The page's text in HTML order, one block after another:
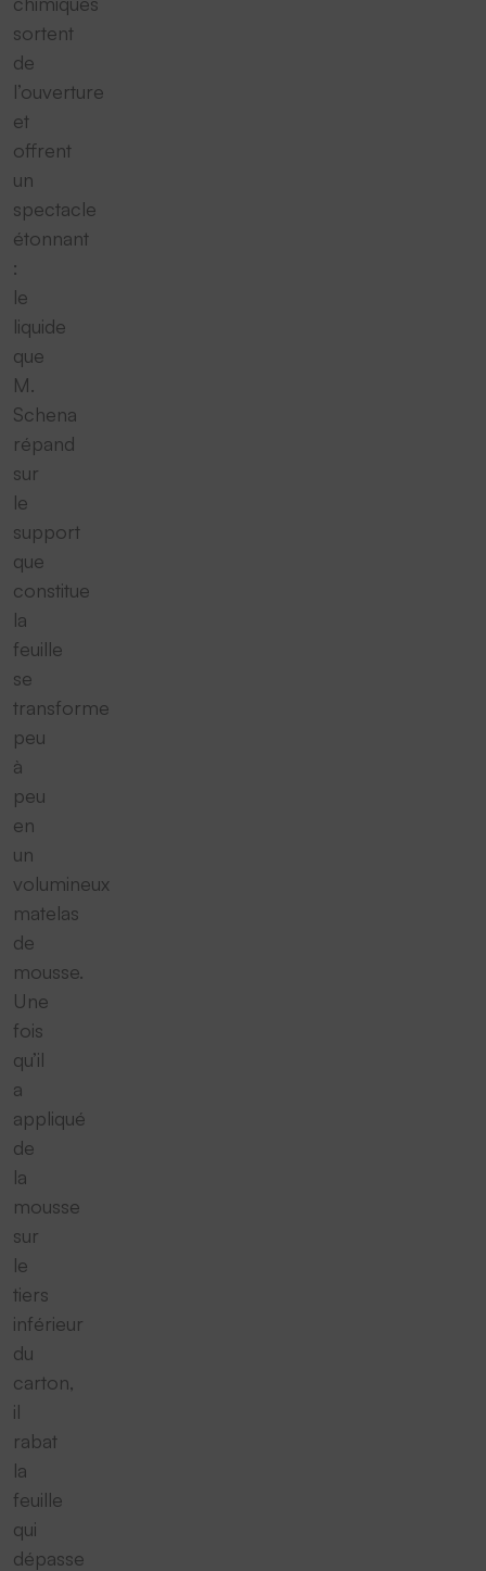
sortent
de
l’ouverture
et
offrent
un
spectacle
étonnant
:
le
liquide
que
M.
Schena
répand
sur
le
support
que
constitue
la
feuille
se
transforme
peu
à
peu
en
un
volumineux
matelas
de
mousse.
Une
fois
qu’il
a
appliqué
de
la
mousse
sur
le
tiers
inférieur
du
carton,
il
rabat
la
feuille
qui
dépasse